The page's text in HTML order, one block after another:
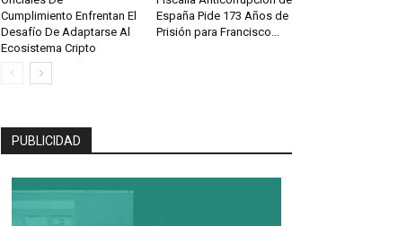
Cumplimiento Enfrentan El
Desafío De Adaptarse Al
Ecosistema Cripto
España Pide 173 Años de
Prisión para Francisco...
PUBLICIDAD